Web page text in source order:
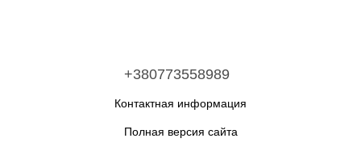
+380773558989
Контактная информация
Полная версия сайта